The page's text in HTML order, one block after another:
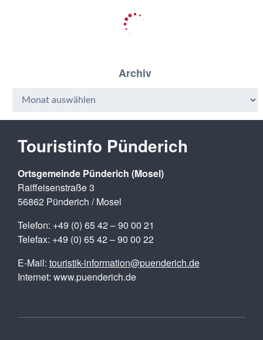
Archiv
Touristinfo Pünderich
Ortsgemeinde Pünderich (Mosel)
Raiffeisenstraße 3
56862 Pünderich / Mosel
Telefon: +49 (0) 65 42 – 90 00 21
Telefax: +49 (0) 65 42 – 90 00 22
E-Mail: touristik-information@puenderich.de
Internet: www.puenderich.de